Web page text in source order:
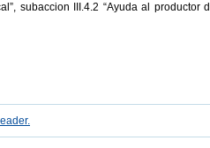
subaccion III.4.2 “Ayuda al productor